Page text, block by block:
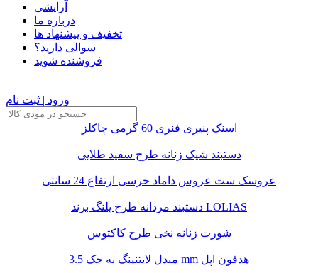
آرایشی
درباره ما
تخفیف و پیشنهاد ها
سوالی دارید؟
فروشنده شوید
ورود | ثبت نام
اسنک پنیری فنری 60 گرمی چاکلز
دستبند شیک زنانه طرح سفید طلایی
عروسک ست عروس داماد خرسی ارتفاع 24 سانتی
دستبند مردانه طرح پلنگ برند LOLIAS
شورت زنانه نخی طرح کاکتوس
مبدل لایتنینگ به جک 3.5 mm هدفون اپل